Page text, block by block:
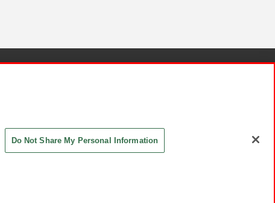
Do Not Share My Personal Information